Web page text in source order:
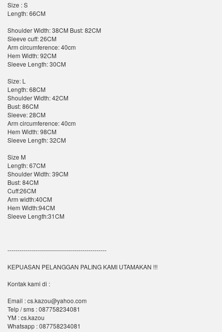
Size : S
Length: 66CM
Shoulder Width: 38CM Bust: 82CM
Sleeve cuff: 26CM
Arm circumference: 40cm
Hem Width: 92CM
Sleeve Length: 30CM
Size: L
Length: 68CM
Shoulder Width: 42CM
Bust: 86CM
Sleeve: 28CM
Arm circumference: 40cm
Hem Width: 98CM
Sleeve Length: 32CM
Size M
Length: 67CM
Shoulder Width: 39CM
Bust: 84CM
Cuff:26CM
Arm width:40CM
Hem Width:94CM
Sleeve Length:31CM
--------------------------------------------------
KEPUASAN PELANGGAN PALING KAMI UTAMAKAN !!!
Kontak kami di :
Email : cs.kazou@yahoo.com
Telp / sms : 087758234081
YM : cs.kazou
Whatsapp : 087758234081